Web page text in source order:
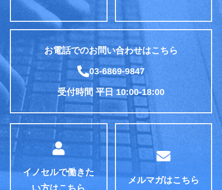
お電話でのお問い合わせはこちら
03-6869-9847
受付時間 平日 10:00-18:00
イノセルで働きた
い方はこちら
メルマガはこちら